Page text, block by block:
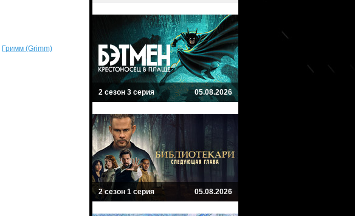
Гримм (Grimm)
2 сезон 3 серия 05.08.2026
2 сезон 1 серия 05.08.2026